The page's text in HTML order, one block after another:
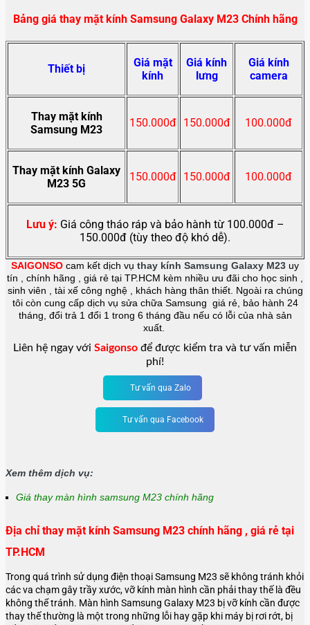
Bảng giá thay mặt kính Samsung Galaxy M23 Chính hãng
Thiết bị
Giá mặt
kính
Giá kính
lưng
Giá kính
camera
Thay mặt kính
Samsung M23
150.000đ 150.000đ 100.000đ
Thay mặt kính Galaxy
M23 5G
150.000đ 150.000đ 100.000đ
Lưu ý: Giá công tháo ráp và bảo hành từ 100.000đ –
150.000đ (tùy theo độ khó dễ).
SAIGONSO cam kết dịch vụ thay kính Samsung Galaxy M23 uy
tín , chính hãng , giá rẻ tại TP.HCM kèm nhiều ưu đãi cho học sinh ,
sinh viên , tài xế công nghệ , khách hàng thân thiết. Ngoài ra chúng
tôi còn cung cấp dịch vụ sửa chữa Samsung giá rẻ, bảo hành 24
tháng, đổi trả 1 đổi 1 trong 6 tháng đầu nếu có lỗi của nhà sản
xuất.
Liên hệ ngay với Saigonso để được kiểm tra và tư vấn miễn
phí!
Tư vấn qua Zalo
Tư vấn qua Facebook
Xem thêm dịch vụ:
Giá thay màn hình samsung M23 chính hãng
Địa chỉ thay mặt kính Samsung M23 chính hãng , giá rẻ tại
TP.HCM
Trong quá trình sử dụng điện thoại Samsung M23 sẽ không tránh khỏi
các va chạm gây trầy xước, vỡ kính màn hình cần phải thay thế là đều
không thể tránh. Màn hình Samsung Galaxy M23 bị vỡ kính cần được
thay thế thường là một trong những lỗi hay gặp khi máy bị rơi rớt, bị